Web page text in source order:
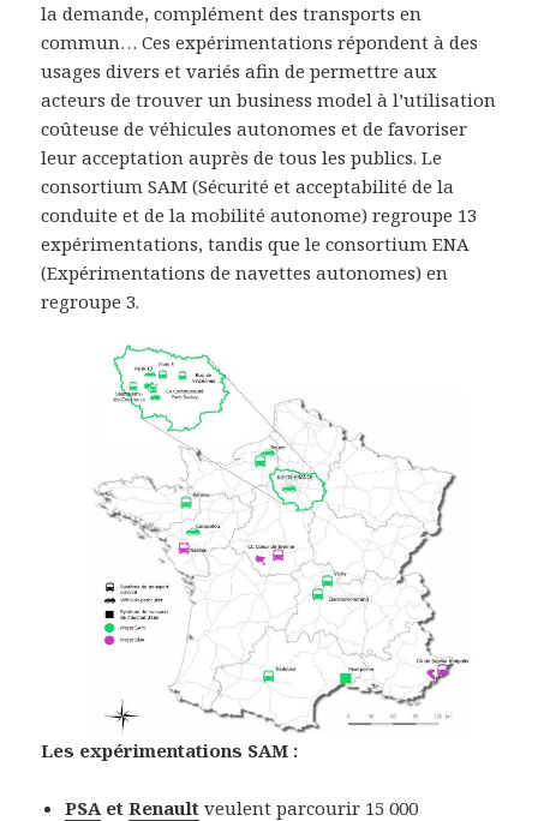
la demande, complément des transports en
commun… Ces expérimentations répondent à des
usages divers et variés afin de permettre aux
acteurs de trouver un business model à l’utilisation
coûteuse de véhicules autonomes et de favoriser
leur acceptation auprès de tous les publics. Le
consortium SAM (Sécurité et acceptabilité de la
conduite et de la mobilité autonome) regroupe 13
expérimentations, tandis que le consortium ENA
(Expérimentations de navettes autonomes) en
regroupe 3.
Les expérimentations SAM :
PSA etRenault veulent parcourir 15 000